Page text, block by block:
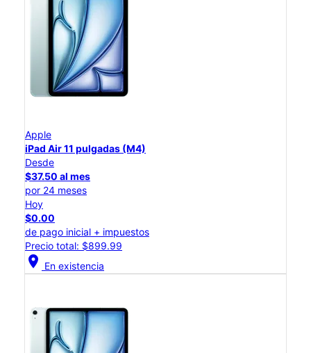
Apple
iPad Air 11 pulgadas (M4)
Desde
$37.50 al mes
por 24 meses
Hoy
$0.00
de pago inicial + impuestos
Precio total: $899.99
location_on En existencia